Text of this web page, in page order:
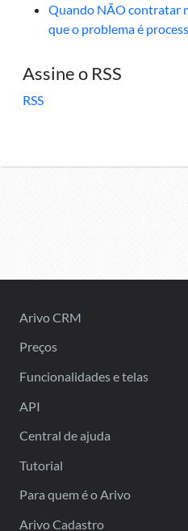
Quando NÃO contratar
que o problema é
Assine o RSS
RSS
Arivo CRM
Preços
Funcionalidades e telas
API
Central de ajuda
Tutorial
Para quem é o Arivo
Arivo Cadastro